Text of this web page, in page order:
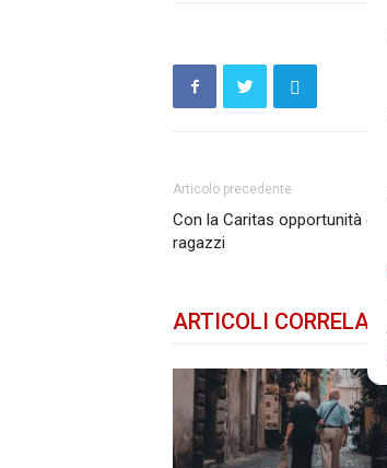
Articolo precedente
Con la Caritas opportunità di
ragazzi
ARTICOLI CORRELATI